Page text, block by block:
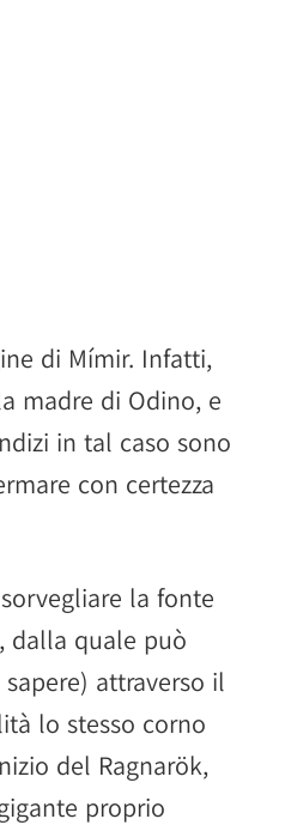
di Mímir. Infatti,
madre di Odino, e
in tal caso sono
con certezza
la fonte
dalla quale può
attraverso il
lo stesso corno
del Ragnarök,
proprio